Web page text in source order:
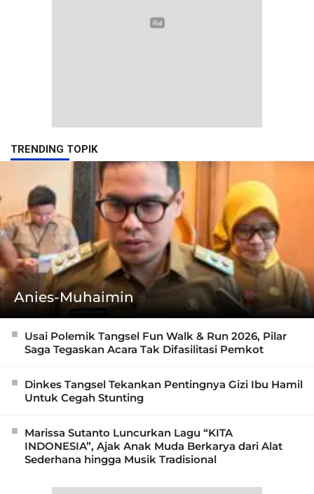
TRENDING TOPIK
Anies-Muhaimin
Usai Polemik Tangsel Fun Walk & Run 2026, Pilar
Saga Tegaskan Acara Tak Difasilitasi Pemkot
Dinkes Tangsel Tekankan Pentingnya Gizi Ibu Hamil
Untuk Cegah Stunting
Marissa Sutanto Luncurkan Lagu “KITA
INDONESIA”, Ajak Anak Muda Berkarya dari Alat
Sederhana hingga Musik Tradisional